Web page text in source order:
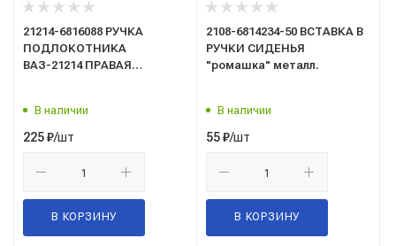
21214-6816088 РУЧКА
ПОДЛОКОТНИКА
ВАЗ-21214 ПРАВАЯ
В наличии
225₽/шт
В КОРЗИНУ
2108-6814234-50 ВСТАВКА В
РУЧКИ СИДЕНЬЯ
"ромашка" металл.
В наличии
55₽/шт
В КОРЗИНУ